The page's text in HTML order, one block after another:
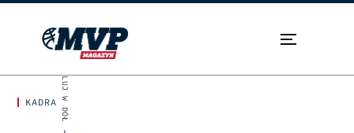
KADRA SKROLUJ W DÓŁ